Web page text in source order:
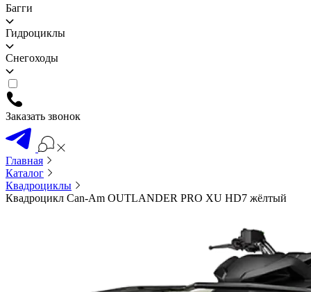
Багги
Гидроциклы
Снегоходы
Заказать звонок
Главная
Каталог
Квадроциклы
Квадроцикл Can-Am OUTLANDER PRO XU HD7 жёлтый